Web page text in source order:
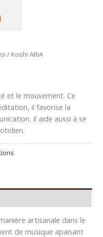
/ Koshi ARIA
et le mouvement. Ce
il favorise la
Il aide aussi à se
artisanale dans le
de musique apaisant